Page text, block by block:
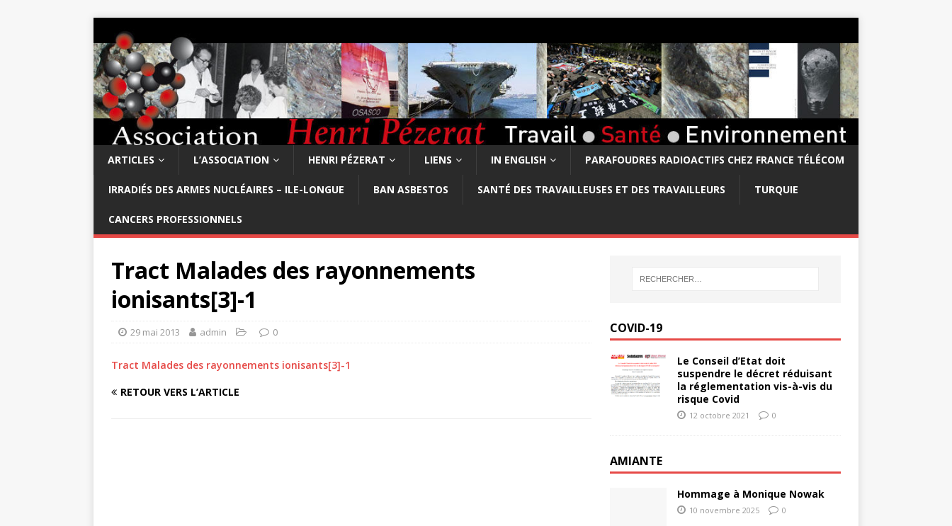
ARTICLES L’ASSOCIATION HENRI PÉZERAT LIENS IN ENGLISH PARAFOUDRES RADIOACTIFS CHEZ FRANCE TÉLÉCOM
IRRADIÉS DES ARMES NUCLÉAIRES – ILE-LONGUE BAN ASBESTOS SANTÉ DES TRAVAILLEUSES ET DES TRAVAILLEURS TURQUIE
CANCERS PROFESSIONNELS
Tract Malades des rayonnements
ionisants[3]-1
29 mai 2013 admin 0
Tract Malades des rayonnements ionisants[3]-1
RETOUR VERS L’ARTICLE
COVID-19
Le Conseil d’Etat doit
suspendre le décret réduisant
la réglementation vis-à-vis du
risque Covid
12 octobre 2021 0
AMIANTE
Hommage à Monique Nowak
10 novembre 2025 0